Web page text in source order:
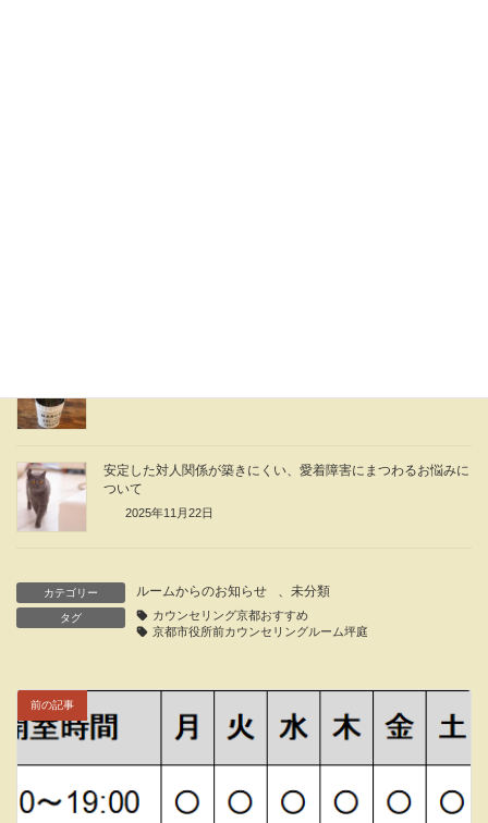
安定した対人関係が築きにくい、愛着障害にまつわるお悩みに
ついて
2025年11月22日
カテゴリー ルームからのお知らせ 、 未分類
タグ
カウンセリング京都おすすめ
京都市役所前カウンセリングルーム坪庭
前の記事